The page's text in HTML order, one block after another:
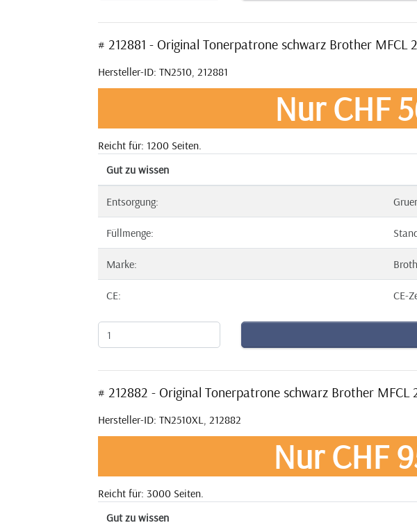
# 212881 - Original Tonerpatrone schwarz Brother MFCL
Hersteller-ID: TN2510, 212881
Nur CHF
Reicht für: 1200 Seiten.
Gut zu wissen
Entsorgung:
Füllmenge:
Marke:
CE: CE-
# 212882 - Original Tonerpatrone schwarz Brother MFCL
Hersteller-ID: TN2510XL, 212882
Nur CHF
Reicht für: 3000 Seiten.
Gut zu wissen